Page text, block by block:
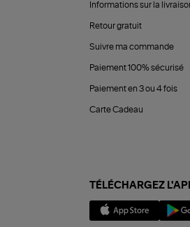
Informations sur la
Retour gratuit
Suivre ma commande
Paiement 100% sécurisé
Paiement en 3 ou 4 fois
Carte Cadeau
TÉLÉCHARGEZ